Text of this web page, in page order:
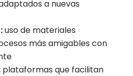
a nuevas
uso de materiales
más amigables con
plataformas que facilitan